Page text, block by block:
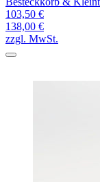
103,50 €
138,00 €
zzgl. MwSt.